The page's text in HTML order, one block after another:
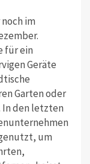
im
für ein
Geräte
Garten oder
In den letzten
um